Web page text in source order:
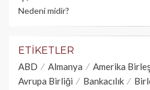
Nedeni midir?
ETIKETLER
ABD Almanya Amerika
Avrupa Birliği
Bankacılık